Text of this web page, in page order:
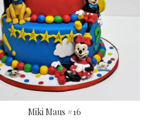
Miki Maus #16